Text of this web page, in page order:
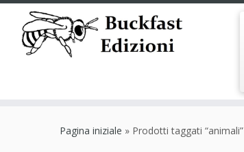
Pagina iniziale » Prodotti taggati “animali”